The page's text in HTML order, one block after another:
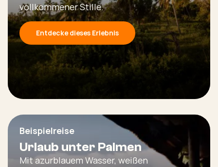
vollkommener Stille.
Entdecke dieses Erlebnis
Beispielreise
Urlaub unter Palmen
Mit azurblauem Wasser, weißen